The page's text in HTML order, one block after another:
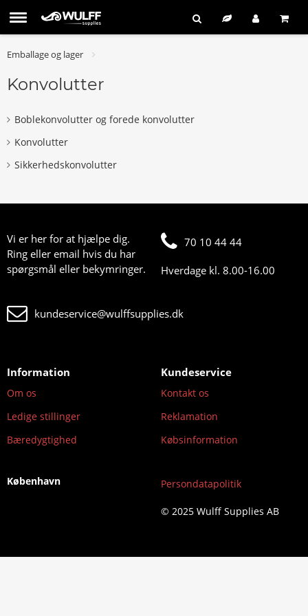
Emballage og lager
Konvolutter
Boblekonvolutter og forede konvolutter
Konvolutter
Sikkerhedskonvolutter
Vi er her for at hjælpe dig.
Ring eller email hvis du har
spørgsmål eller bekymringer.
70 10 44 44
Hverdage kl. 8.00-16.00
kundeservice@wulffsupplies.dk
Information
Om os
Ledige stillinger
Bæredygtighed
Kundeservice
Kontakt os
Reklamation
Købsinformation
København Persondatapolitik
© 2025 Wulff Supplies AB